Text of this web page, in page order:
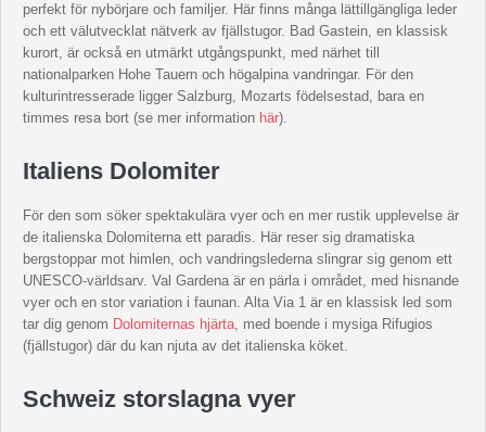
perfekt för nybörjare och familjer. Här finns många lättillgängliga leder
och ett välutvecklat nätverk av fjällstugor. Bad Gastein, en klassisk
kurort, är också en utmärkt utgångspunkt, med närhet till
nationalparken Hohe Tauern och högalpina vandringar. För den
kulturintresserade ligger Salzburg, Mozarts födelsestad, bara en
timmes resa bort (se mer information här).
Italiens Dolomiter
För den som söker spektakulära vyer och en mer rustik upplevelse är
de italienska Dolomiterna ett paradis. Här reser sig dramatiska
bergstoppar mot himlen, och vandringslederna slingrar sig genom ett
UNESCO-världsarv. Val Gardena är en pärla i området, med hisnande
vyer och en stor variation i faunan. Alta Via 1 är en klassisk led som
tar dig genom Dolomiternas hjärta, med boende i mysiga Rifugios
(fjällstugor) där du kan njuta av det italienska köket.
Schweiz storslagna vyer